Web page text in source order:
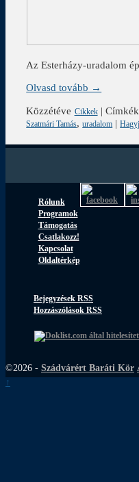
Az Esterházy-uradalom
Olvasd tovább →
Közzétéve Cikkek|Címkék
Szatmári Tamás,uradalom |
Rólunk
Programok
Támogatás
Csatlakozz!
Kapcsolat
Oldaltérkép
Bejegyzések RSS
Hozzászólások RSS
©2026 - Szádvárért Baráti Kör
↑